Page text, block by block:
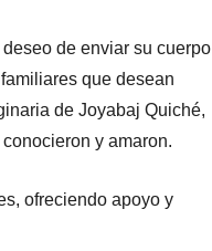
de enviar su cuerpo
que desean
de Joyabaj Quiché,
y amaron.
ofreciendo apoyo y